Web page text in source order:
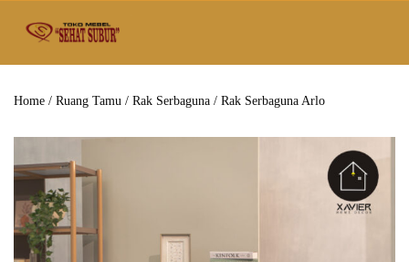
Home / Ruang Tamu / Rak Serbaguna / Rak Serbaguna Arlo